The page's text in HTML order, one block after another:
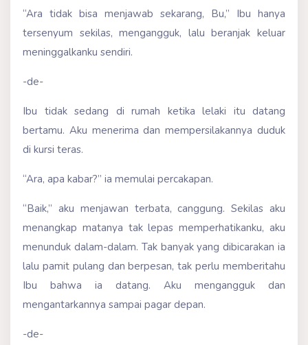
“Ara tidak bisa menjawab sekarang, Bu,” Ibu hanya
tersenyum sekilas, mengangguk, lalu beranjak keluar
meninggalkanku sendiri.
-de-
Ibu tidak sedang di rumah ketika lelaki itu datang
bertamu. Aku menerima dan mempersilakannya duduk
di kursi teras.
“Ara, apa kabar?” ia memulai percakapan.
“Baik,” aku menjawan terbata, canggung. Sekilas aku
menangkap matanya tak lepas memperhatikanku, aku
menunduk dalam-dalam. Tak banyak yang dibicarakan ia
lalu pamit pulang dan berpesan, tak perlu memberitahu
Ibu bahwa ia datang. Aku mengangguk dan
mengantarkannya sampai pagar depan.
-de-